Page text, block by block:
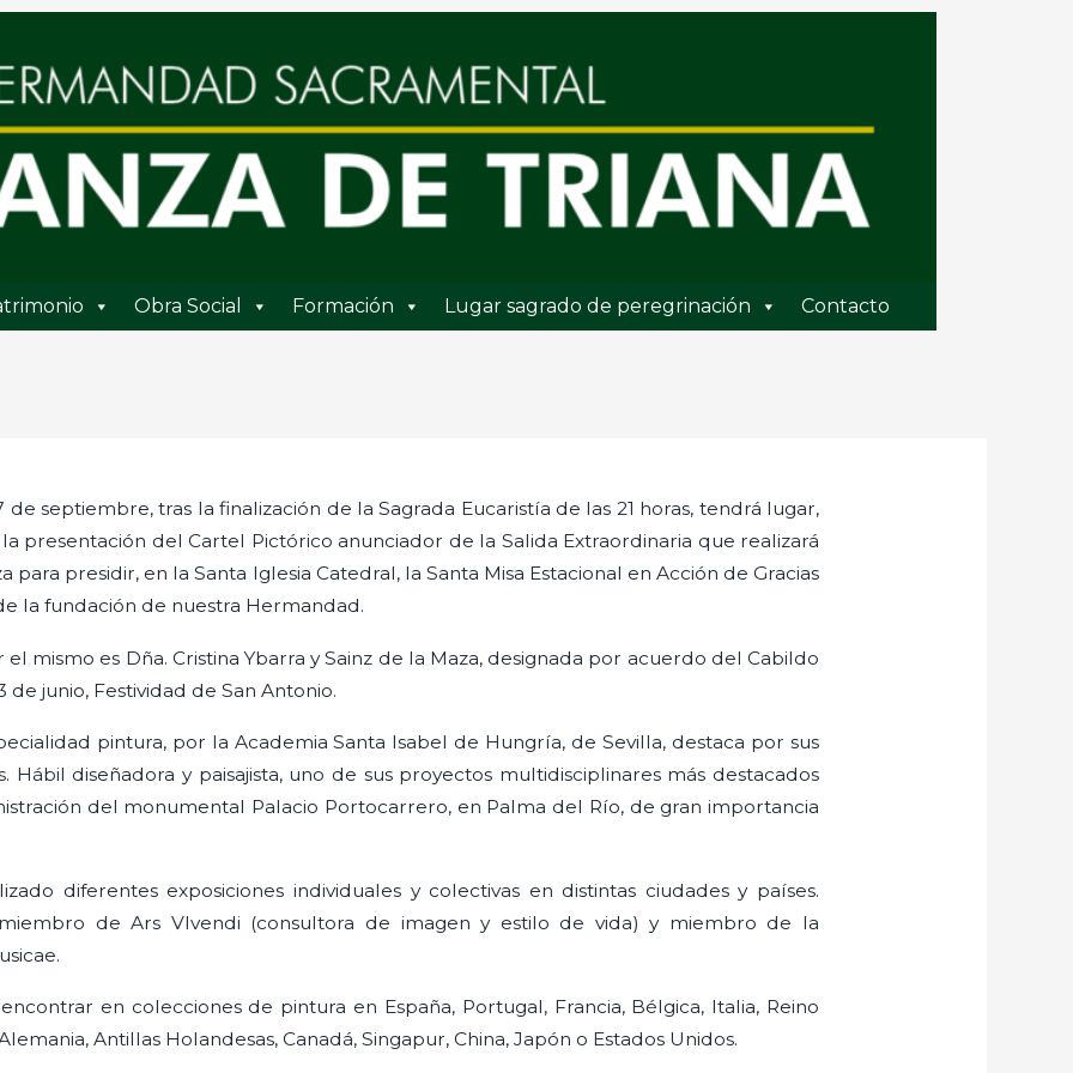
Obra Social Formación Lugar sagrado de peregrinación Contacto
de septiembre, tras la finalización de la Sagrada Eucaristía de las 21 horas, tendrá lugar,
presentación del Cartel Pictórico anunciador de la Salida Extraordinaria que realizará
para presidir, en la Santa Iglesia Catedral, la Santa Misa Estacional en Acción de Gracias
la fundación de nuestra Hermandad.
mismo es Dña. Cristina Ybarra y Sainz de la Maza, designada por acuerdo del Cabildo
junio, Festividad de San Antonio.
pintura, por la Academia Santa Isabel de Hungría, de Sevilla, destaca por sus
Hábil diseñadora y paisajista, uno de sus proyectos multidisciplinares más destacados
del monumental Palacio Portocarrero, en Palma del Río, de gran importancia
diferentes exposiciones individuales y colectivas en distintas ciudades y países.
de Ars VIvendi (consultora de imagen y estilo de vida) y miembro de la
en colecciones de pintura en España, Portugal, Francia, Bélgica, Italia, Reino
Antillas Holandesas, Canadá, Singapur, China, Japón o Estados Unidos.